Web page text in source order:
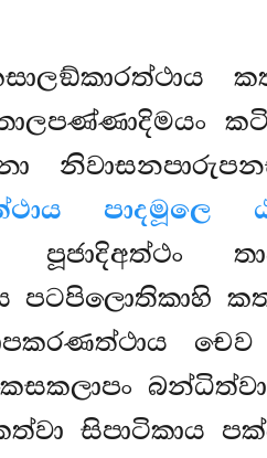
පාදමූලෙ
පූජාදිඅත්ථං
පටපිලොතිකාහි
සිපාටිකාය